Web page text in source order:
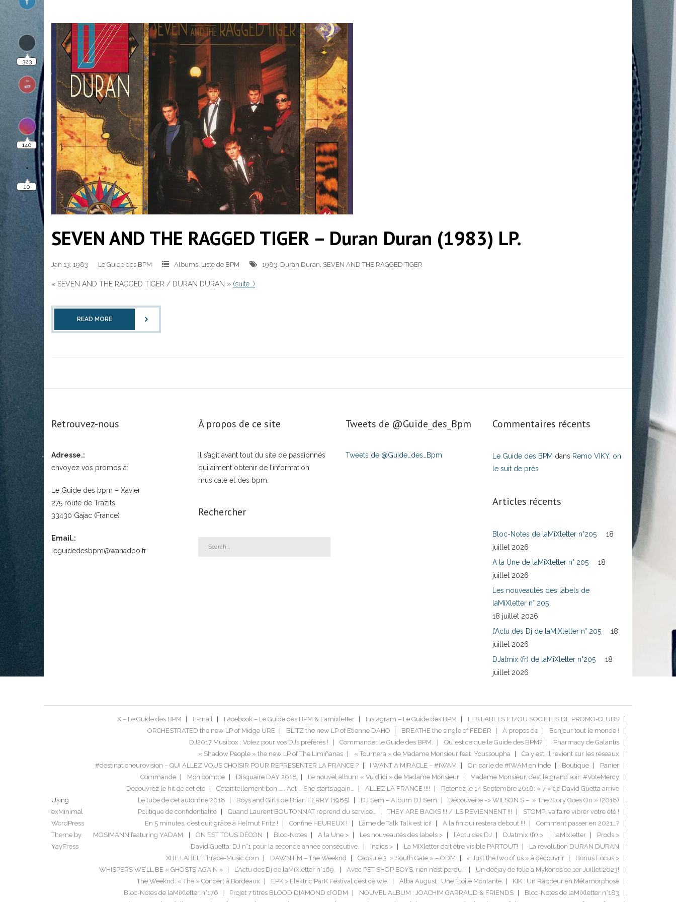
SEVEN AND THE RAGGED TIGER – Duran Duran (1983) LP.
Jan 13, 1983 Le Guide des BPM Albums, Liste de BPM 1983, Duran Duran, SEVEN AND THE RAGGED TIGER
« SEVEN AND THE RAGGED TIGER / DURAN DURAN » (suite…)
READ MORE
Retrouvez-nous
Adresse.:
envoyez vos promos à:
Le Guide des bpm – Xavier
275 route de Trazits
33430 Gajac (France)
Email.:
leguidedesbpm@wanadoo.fr
À propos de ce site
Il s’agit avant tout du site de passionnés
qui aiment obtenir de l’information
musicale et des bpm.
Rechercher
Tweets de ‎@Guide_des_Bpm
Tweets de @Guide_des_Bpm
Commentaires récents
Le Guide des BPM dans Remo VIKY, on
le suit de près
Articles récents
Bloc-Notes de laMiXletter n°205
18
juillet 2026
A la Une de laMiXletter n° 205
18
juillet 2026
Les nouveautés des labels de
laMiXletter n° 205
18 juillet 2026
l’Actu des Dj de laMiXletter n° 205
18
juillet 2026
DJatmix (fr) de laMiXletter n°205
18
juillet 2026
Using
exMinimal
WordPress
Theme by
YayPress
X – Le Guide des BPM E-mail Facebook – Le Guide des BPM & Lamixletter Instagram – Le Guide des BPM
LES LABELS ET/OU SOCIETES DE PROMO-CLUBS
ORCHESTRATED the new LP of Midge URE
BLITZ the new LP of Etienne DAHO BREATHE the single of FEDER À propos de
Bonjour tout le monde !
DJ2017 Musibox : Votez pour vos DJs préférés !
Commander le Guide des BPM. Qu’ est ce que le Guide des BPM?
Pharmacy de Galantis
« Shadow People » the new LP of The Limiñanas
« Tournera » de Madame Monsieur feat. Youssoupha
Ca y est, il revient sur les réseaux
#destinationeurovision – QUI ALLEZ VOUS CHOISIR POUR REPRESENTER LA FRANCE ?
I WANT A MIRACLE – #IWAM On parle de #IWAM en Inde Boutique
Panier
Commande
Mon compte Disquaire DAY 2018 Le nouvel album « Vu d’ici » de Madame Monsieur
Madame Monsieur, c’est le grand soir: #VoteMercy
Découvrez le hit de cet été
C’était tellement bon ….. Act … She starts again… ALLEZ LA FRANCE !!!!
Retenez le 14 Septembre 2018: « 7 » de David Guetta arrive
Le tube de cet automne 2018
Boys and Girls de Brian FERRY (1985) DJ Sem – Album DJ Sem
Découverte => WILSON S – » The Story Goes On » (2018)
Politique de confidentialité
Quand Laurent BOUTONNAT reprend du service… THEY ARE BACKS !!! / ILS REVIENNENT !!!
STOMP! va faire vibrer votre été !
En 5 minutes, c’est cuit grâce à Helmut Fritz !
Confiné HEUREUX ! L’âme de Talk Talk est ici! A la fin qui restera debout !!!
Comment passer en 2021…?
MOSIMANN featuring YADAM.
ON EST TOUS DÉCON Bloc-Notes A la Une > Les nouveautés des labels > l’Actu des DJ DJatmix (fr) > laMixletter
Prods >
David Guetta: DJ n°1 pour la seconde année consécutive.
Indics > La MIXletter doit être visible PARTOUT!
La révolution DURAN DURAN
XHE LABEL: Thrace-Music.com
DAWN FM – The Weeknd Capsule 3 » South Gate » – ODM « Just the two of us » à découvrir
Bonus Focus >
WHISPERS WE’LL BE « GHOSTS AGAIN »
L’Actu des Dj de laMiXletter n°169. Avec PET SHOP BOYS, rien n’est perdu !
Un deejay de folie à Mykonos ce 1er Juillet 2023!
The Weeknd: « The » Concert à Bordeaux
EPK > Elektric ParK Festival c’est ce w.e. Alba August : Une Étoile Montante
KIK : Un Rappeur en Métamorphose
Bloc-Notes de laMiXletter n°176
Projet 7 titres BLOOD DIAMOND d’ODM NOUVEL ALBUM : JOACHIM GARRAUD & FRIENDS
Bloc-Notes de laMiXletter n°183
10